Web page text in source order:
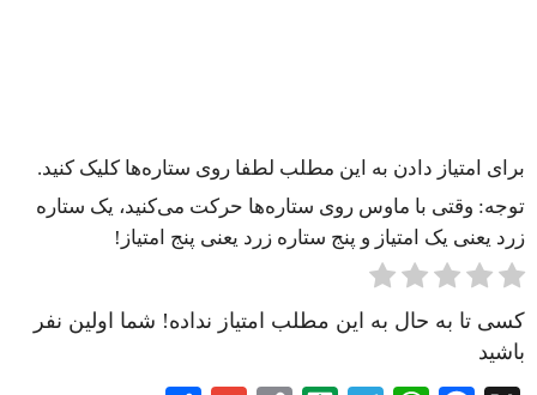
برای امتیاز دادن به این مطلب لطفا روی ستاره‌ها کلیک کنید.
توجه: وقتی با ماوس روی ستاره‌ها حرکت می‌کنید، یک ستاره
زرد یعنی یک امتیاز و پنج ستاره زرد یعنی پنج امتیاز!
کسی تا به حال به این مطلب امتیاز نداده! شما اولین نفر
باشید